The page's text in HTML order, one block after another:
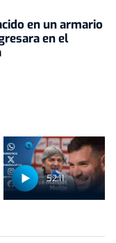
en un armario
en el
52:11